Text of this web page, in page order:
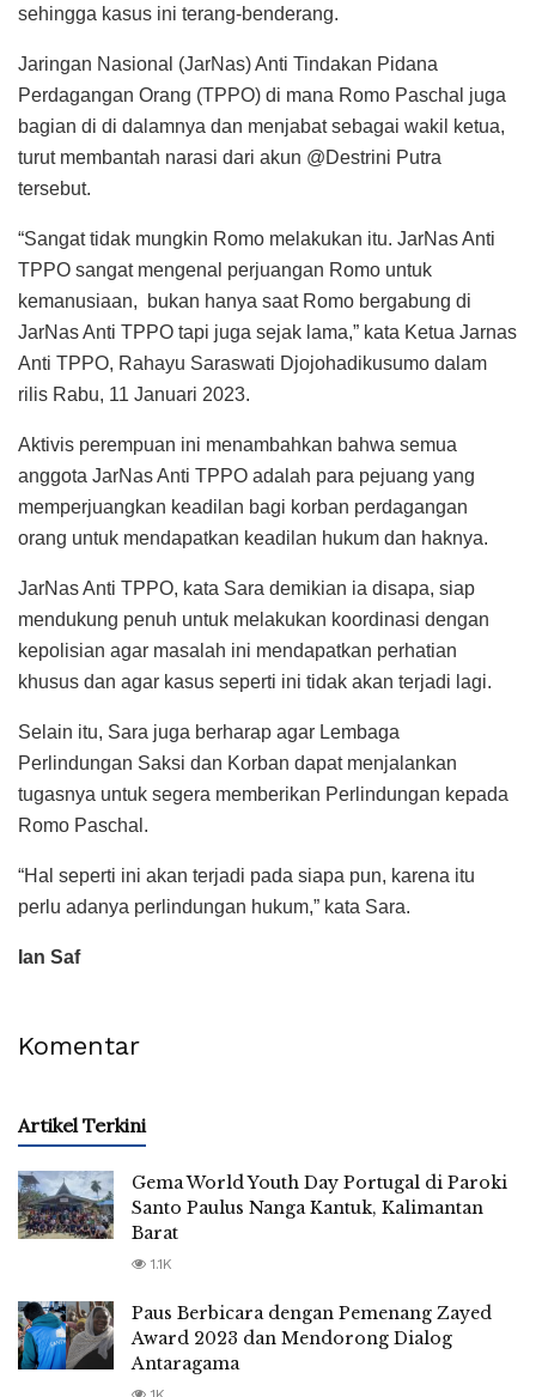
sehingga kasus ini terang-benderang.
Jaringan Nasional (JarNas) Anti Tindakan Pidana
Perdagangan Orang (TPPO) di mana Romo Paschal juga
bagian di di dalamnya dan menjabat sebagai wakil ketua,
turut membantah narasi dari akun @Destrini Putra
tersebut.
“Sangat tidak mungkin Romo melakukan itu. JarNas Anti
TPPO sangat mengenal perjuangan Romo untuk
kemanusiaan, bukan hanya saat Romo bergabung di
JarNas Anti TPPO tapi juga sejak lama,” kata Ketua Jarnas
Anti TPPO, Rahayu Saraswati Djojohadikusumo dalam
rilis Rabu, 11 Januari 2023.
Aktivis perempuan ini menambahkan bahwa semua
anggota JarNas Anti TPPO adalah para pejuang yang
memperjuangkan keadilan bagi korban perdagangan
orang untuk mendapatkan keadilan hukum dan haknya.
JarNas Anti TPPO, kata Sara demikian ia disapa, siap
mendukung penuh untuk melakukan koordinasi dengan
kepolisian agar masalah ini mendapatkan perhatian
khusus dan agar kasus seperti ini tidak akan terjadi lagi.
Selain itu, Sara juga berharap agar Lembaga
Perlindungan Saksi dan Korban dapat menjalankan
tugasnya untuk segera memberikan Perlindungan kepada
Romo Paschal.
“Hal seperti ini akan terjadi pada siapa pun, karena itu
perlu adanya perlindungan hukum,” kata Sara.
Ian Saf
Komentar
Artikel Terkini
Gema World Youth Day Portugal di Paroki
Santo Paulus Nanga Kantuk, Kalimantan
Barat
1.1K
Paus Berbicara dengan Pemenang Zayed
Award 2023 dan Mendorong Dialog
Antaragama